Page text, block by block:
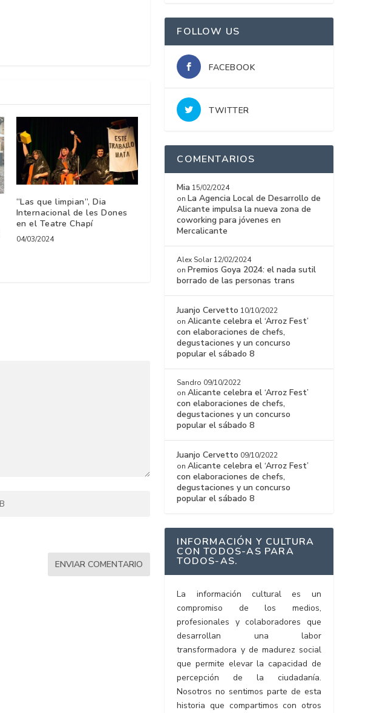
“Las que limpian”, Dia
Internacional de les Dones
en el Teatre Chapí
04/03/2024
FOLLOW US
FACEBOOK
TWITTER
COMENTARIOS
Mia 15/02/2024
on La Agencia Local de Desarrollo de
Alicante impulsa la nueva zona de
coworking para jóvenes en
Mercalicante
Alex Solar 12/02/2024
on Premios Goya 2024: el nada sutil
borrado de las personas trans
Juanjo Cervetto 10/10/2022
onAlicante celebra el ‘Arroz Fest’
con elaboraciones de chefs,
degustaciones y un concurso
popular el sábado 8
Sandro 09/10/2022
onAlicante celebra el ‘Arroz Fest’
con elaboraciones de chefs,
degustaciones y un concurso
popular el sábado 8
Juanjo Cervetto 09/10/2022
onAlicante celebra el ‘Arroz Fest’
con elaboraciones de chefs,
degustaciones y un concurso
popular el sábado 8
INFORMACIÓN Y CULTURA
CON TODOS-AS PARA
TODOS-AS.
La información cultural es un
compromiso de los medios,
profesionales y colaboradores que
desarrollan una labor
transformadora y de madurez social
que permite elevar la capacidad de
percepción de la ciudadanía.
Nosotros no sentimos parte de esta
historia que compartimos con otros